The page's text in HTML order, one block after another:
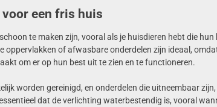
een fris huis
te maken zijn, vooral als je huisdieren hebt die hun
oppervlakken of afwasbare onderdelen zijn ideaal,
om er op hun best uit te zien en te functioneren.
worden gereinigd, en onderdelen die uitneembaar
dat de verlichting waterbestendig is, vooral